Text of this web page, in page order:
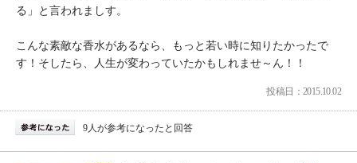
る」と言われましす。
こんな素敵な香水があるなら、もっと若い時に知りたかったで
す！そしたら、人生が変わっていたかもしれませ～ん！！
投稿日：2015.10.02
9人が参考になったと回答